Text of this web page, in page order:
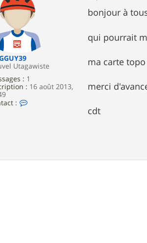
Utagawiste
: 1
: 16 août 2013,
:
e
s
s
g
e
bonjour à
qui pourrait
ma carte
merci
cdt